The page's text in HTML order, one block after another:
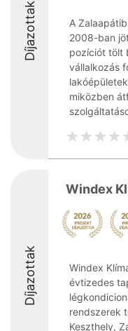
Díjazottak
A
2008-ban
pozíciót tölt
vállalkozás
miközben
Díjazottak
Windex
Windex
évtizedes
rendszerek
Keszthely,